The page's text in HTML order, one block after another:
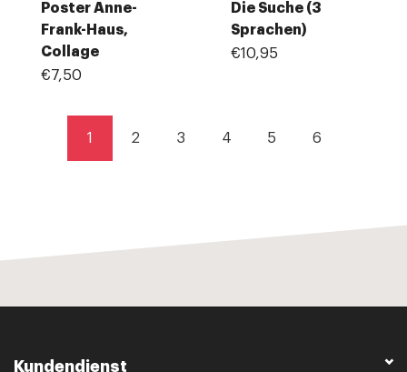
Poster Anne-
Frank-Haus,
Collage
€7,50
Die Suche (3
Sprachen)
€10,95
1 2 3 4 5 6
Kundendienst